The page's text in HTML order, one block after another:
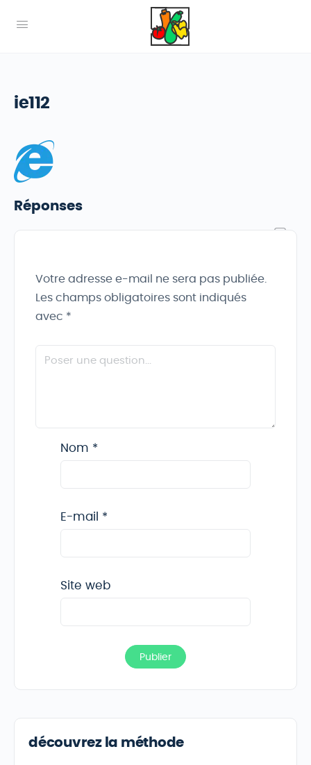
ie112
Réponses
Votre adresse e-mail ne sera pas publiée.
Les champs obligatoires sont indiqués
avec *
Nom *
E-mail *
Site web
découvrez la méthode